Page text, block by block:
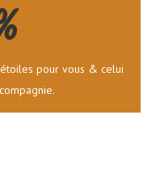
pour vous & celui